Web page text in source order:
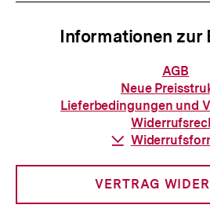
Informationen zur
zur
AGB
Neue
Lieferbedingungen und
Download-
VERTRAG